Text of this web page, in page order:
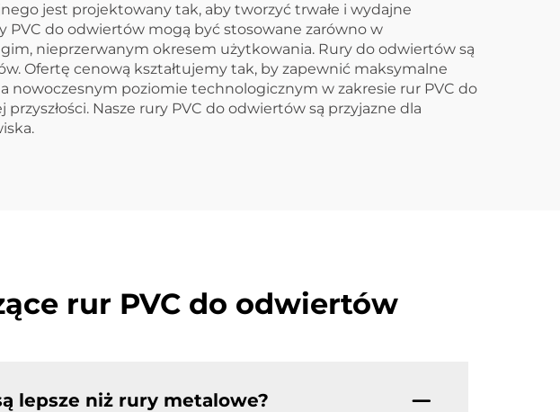
jest projektowany tak, aby tworzyć trwałe i wydajne
PVC do odwiertów mogą być stosowane zarówno w
nieprzerwanym okresem użytkowania. Rury do odwiertów są
Ofertę cenową kształtujemy tak, by zapewnić maksymalne
nowoczesnym poziomie technologicznym w zakresie rur PVC do
Nasze rury PVC do odwiertów są przyjazne dla
rur PVC do odwiertów
lepsze niż rury metalowe?